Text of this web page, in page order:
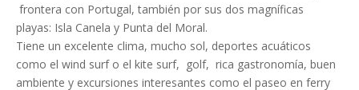
frontera con Portugal, también por sus dos magníficas
playas: Isla Canela y Punta del Moral.
Tiene un excelente clima, mucho sol, deportes acuáticos
como el wind surf o el kite surf, golf, rica gastronomía, buen
ambiente y excursiones interesantes como el paseo en ferry